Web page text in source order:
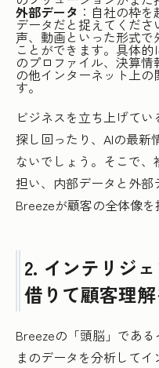
外部データ ：自社の枠
データだと捉えてくだ
声、動画といった形式
ことができます。具体
のプロファイル、決算
の他インターネット上
す。
ビジネスを立ち上げて
探し回ったり、AIの最新
ないでしょう。そこで
担い、内部データと外部
Breezeが顧客の全体像を
2. インテリジ
借りて顧客理
Breezeの「頭脳」であ
まのデータを分析して